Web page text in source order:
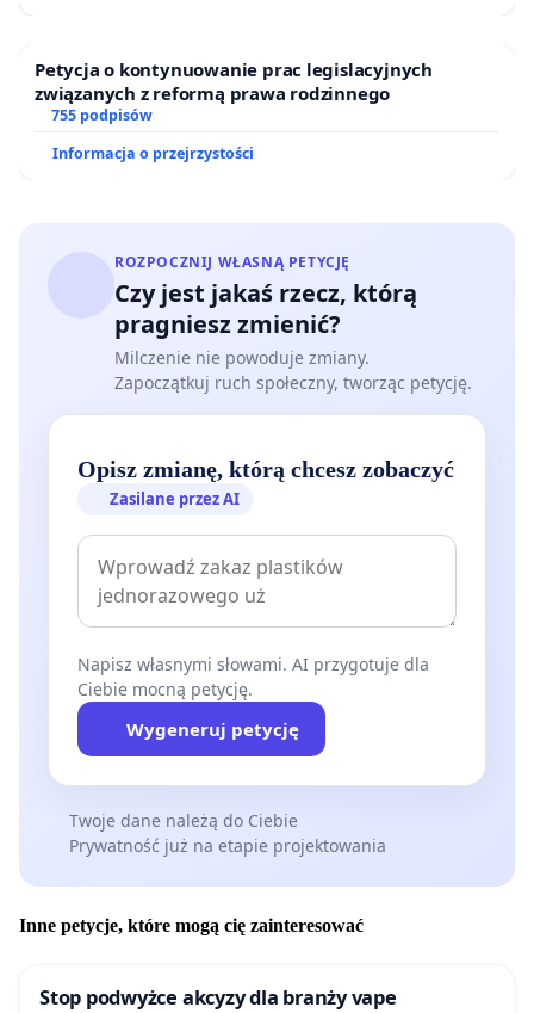
Petycja o kontynuowanie prac legislacyjnych
związanych z reformą prawa rodzinnego
755 podpisów
Informacja o przejrzystości
ROZPOCZNIJ WŁASNĄ PETYCJĘ
Czy jest jakaś rzecz, którą
pragniesz zmienić?
Milczenie nie powoduje zmiany.
Zapoczątkuj ruch społeczny, tworząc petycję.
Opisz zmianę, którą chcesz zobaczyć
Zasilane przez AI
Napisz własnymi słowami. AI przygotuje dla
Ciebie mocną petycję.
Wygeneruj petycję
Twoje dane należą do Ciebie
Prywatność już na etapie projektowania
Inne petycje, które mogą cię zainteresować
Stop podwyżce akcyzy dla branży vape